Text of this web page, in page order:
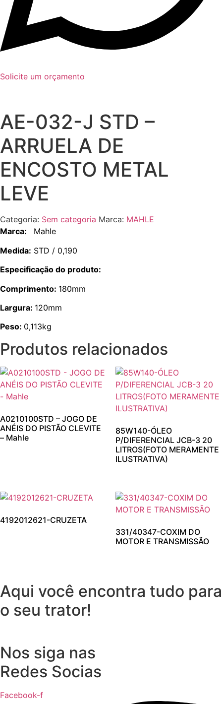
Solicite um orçamento
AE-032-J STD –
ARRUELA DE
ENCOSTO METAL
LEVE
Categoria: Sem categoria Marca: MAHLE
Marca:
Mahle
Medida: STD / 0,190
Especificação do produto:
Comprimento: 180mm
Largura: 120mm
Peso: 0,113kg
Produtos relacionados
A0210100STD – JOGO DE
ANÉIS DO PISTÃO CLEVITE
– Mahle
85W140-ÓLEO
P/DIFERENCIAL JCB-3 20
LITROS(FOTO MERAMENTE
ILUSTRATIVA)
4192012621-CRUZETA
331/40347-COXIM DO
MOTOR E TRANSMISSÃO
Aqui você encontra tudo para
o seu trator!
Nos siga nas
Redes Socias
Facebook-f